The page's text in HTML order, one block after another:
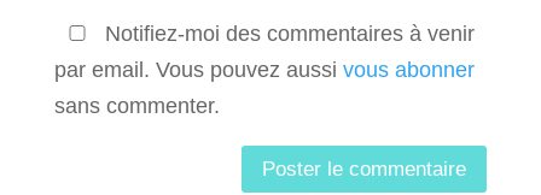
Notifiez-moi des commentaires à venir
par email. Vous pouvez aussi vous abonner
sans commenter.